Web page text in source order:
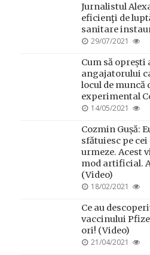
Jurnalistul
eficienţi de
sanitare
POSTED
29/07/2021
Cum să oprești
angajatorului
locul de muncă
experimental
POSTED
14/05/2021
Cozmin Gușă:
sfătuiesc pe cei
urmeze. Acest
mod artificial.
(Video)
POSTED
18/02/2021
Ce au
vaccinului
ori! (Video)
POSTED
21/04/2021